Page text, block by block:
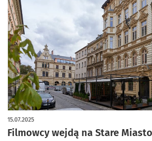
Filmowcy wejdą na Stare
15.07.2025